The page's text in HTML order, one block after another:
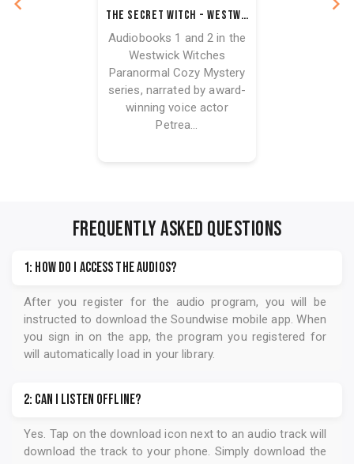
The Secret Witch - Westwick Witches Audiobook Bundle Books 1 & 2
Audiobooks 1 and 2 in the
Westwick Witches
Paranormal Cozy Mystery
series, narrated by award-
winning voice actor
Petrea...
FREQUENTLY ASKED QUESTIONS
1: How do I access the audios?
After you register for the audio program, you will be
instructed to download the Soundwise mobile app. When
you sign in on the app, the program you registered for
will automatically load in your library.
2: Can I listen offline?
Yes. Tap on the download icon next to an audio track will
download the track to your phone. Simply download the